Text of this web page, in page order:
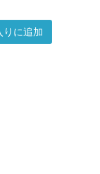
りに追加